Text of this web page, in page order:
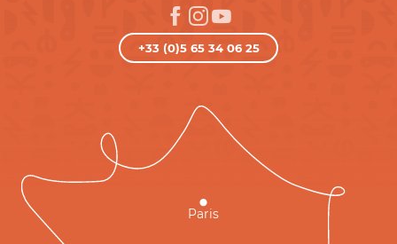
+33 (0)5 65 34 06 25
Paris